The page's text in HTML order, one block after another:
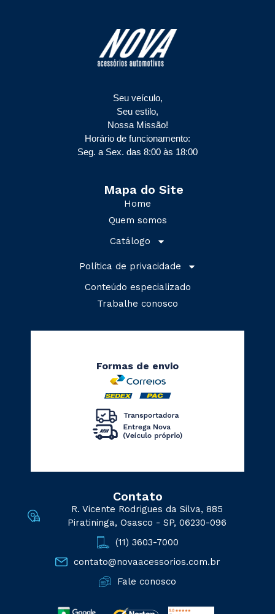
Seu veículo,
Seu estilo,
Nossa Missão!
Horário de funcionamento:
Seg. a Sex. das 8:00 às 18:00
Mapa do Site
Home
Quem somos
Catálogo
Política de privacidade
Conteúdo especializado
Trabalhe conosco
Formas de envio
Contato
R. Vicente Rodrigues da Silva, 885
Piratininga, Osasco - SP, 06230-096
(11) 3603-7000
contato@novaacessorios.com.br
Fale conosco